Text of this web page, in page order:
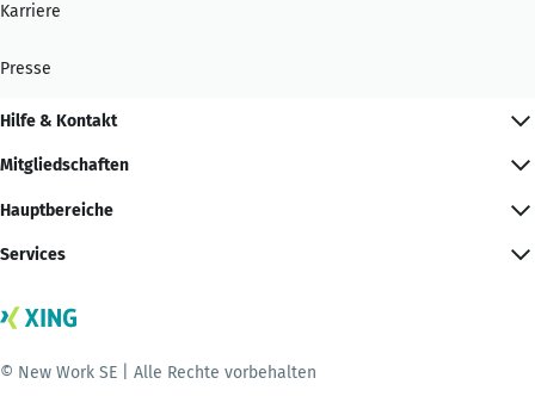
Karriere
Presse
Hilfe & Kontakt
Mitgliedschaften
Hauptbereiche
Services
© New Work SE | Alle Rechte vorbehalten